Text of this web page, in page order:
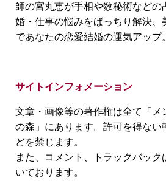
師の宮丸恵が手相や数秘術などの
婚・仕事の悩みをばっちり解決、
であなたの恋愛結婚の運気アップ。
サイトインフォメーション
文章・画像等の著作権は全て「メ
の森」にあります。許可を得ない
どを禁じます。
また、コメント、トラックバッ
いております。